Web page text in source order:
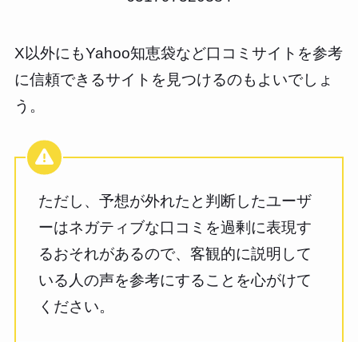
X以外にもYahoo知恵袋など口コミサイトを参考
に信頼できるサイトを見つけるのもよいでしょ
う。
ただし、予想が外れたと判断したユーザ
ーはネガティブな口コミを過剰に表現す
るおそれがあるので、客観的に説明して
いる人の声を参考にすることを心がけて
ください。